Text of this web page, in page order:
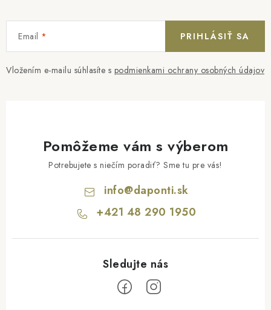
Email
Vložením e-mailu súhlasíte s podmienkami ochrany osobných údajov
PRIHLÁSIŤ SA
Pomôžeme vám s výberom
Potrebujete s niečím poradiť? Sme tu pre vás!
info@daponti.sk
+421 48 290 1950